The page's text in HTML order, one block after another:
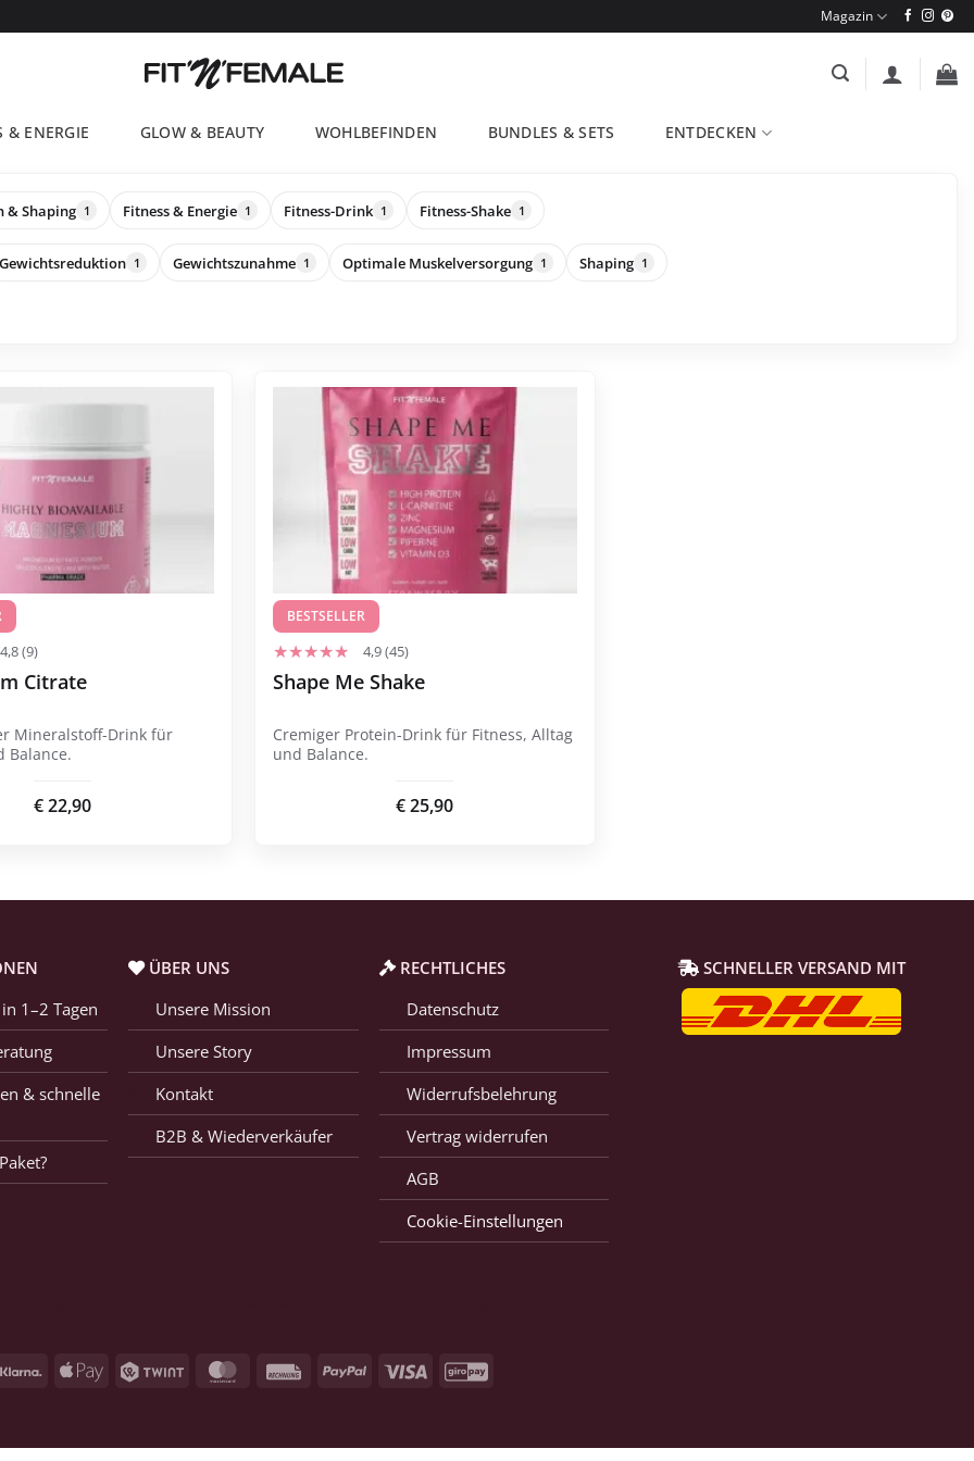
Magazin
& ENERGIE GLOW & BEAUTY WOHLBEFINDEN BUNDLES & SETS ENTDECKEN
& Shaping 1 Fitness & Energie 1 Fitness-Drink 1 Fitness-Shake 1
Gewichtsreduktion 1 Gewichtszunahme 1 Optimale Muskelversorgung 1 Shaping 1
4,8 (9)
Citrate
Mineralstoff-Drink für
Balance.
€22,90
BESTSELLER
4,9 (45)
Shape Me Shake
Cremiger Protein-Drink für Fitness, Alltag
und Balance.
€25,90
mehreren
können
der
Produktseite
werden.
1–2 Tagen
& schnelle
ÜBER UNS
Unsere Mission
Unsere Story
Kontakt
B2B & Wiederverkäufer
RECHTLICHES
Datenschutz
Impressum
Widerrufsbelehrung
Vertrag widerrufen
AGB
Cookie-Einstellungen
SCHNELLER VERSAND MIT
Klarna Apple
Twint MasterCardRechnungPayPal Visum GiroPay